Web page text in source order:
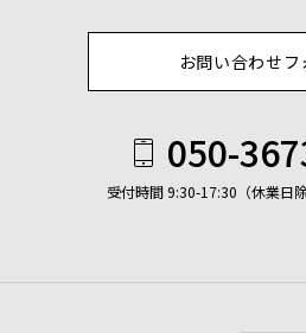
お問い合わせフ
050-
受付時間 9:30-17:30（休業日除